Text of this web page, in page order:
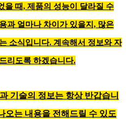
을 때, 제품의 성능이 달라질 수
과 얼마나 차이가 있을지, 많은
소식입니다. 계속해서 정보와 자
리도록 하겠습니다.
기술의 정보는 항상 반갑습니
오는 내용을 전해드릴 수 있도